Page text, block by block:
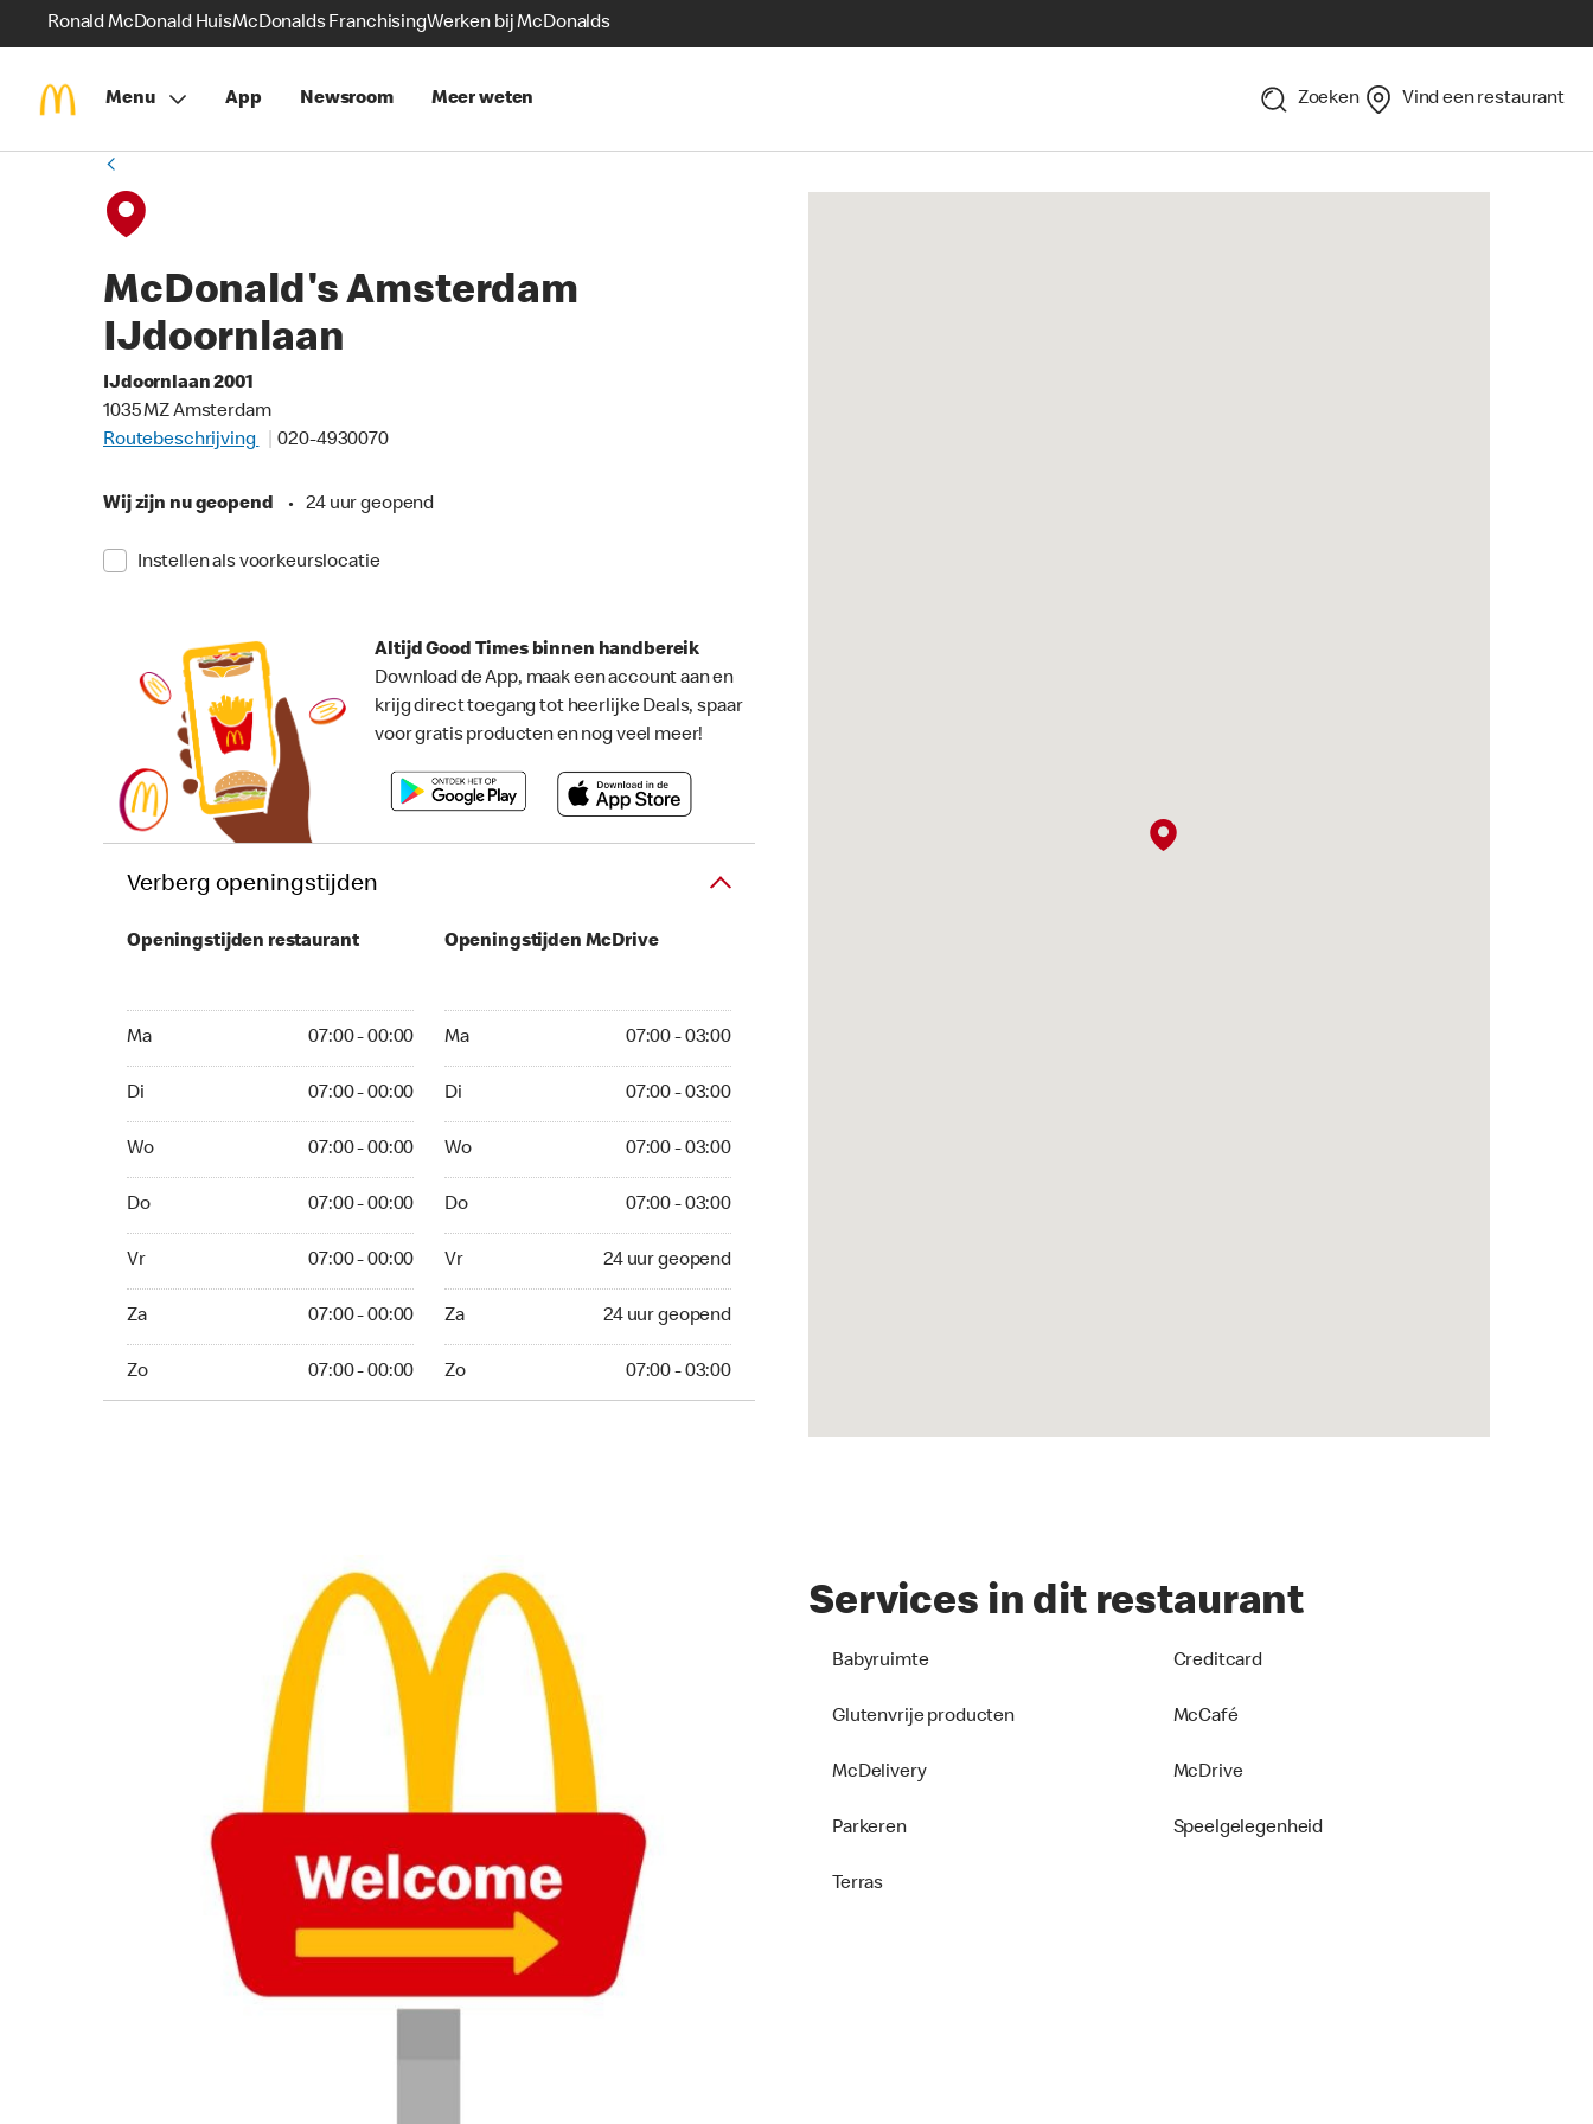
Ronald McDonald HuisMcDonalds FranchisingWerken bij McDonalds
Menu App Newsroom Meer weten Zoeken Vind een restaurant
McDonald's Amsterdam
IJdoornlaan
IJdoornlaan 2001
1035 MZ Amsterdam
Routebeschrijving
020-4930070
Wij zijn nu geopend • 24 uur geopend
Instellen als voorkeurslocatie
Altijd Good Times binnen handbereik
Download de App, maak een account aan en
krijg direct toegang tot heerlijke Deals, spaar
voor gratis producten en nog veel meer!
Verberg openingstijden
Openingstijden restaurant
Ma 07:00 - 00:00
Di 07:00 - 00:00
Wo 07:00 - 00:00
Do 07:00 - 00:00
Vr 07:00 - 00:00
Za 07:00 - 00:00
Zo 07:00 - 00:00
Openingstijden McDrive
Ma 07:00 - 03:00
Di 07:00 - 03:00
Wo 07:00 - 03:00
Do 07:00 - 03:00
Vr 24 uur geopend
Za 24 uur geopend
Zo 07:00 - 03:00
Services in dit restaurant
Babyruimte Creditcard
Glutenvrije producten McCafé
McDelivery McDrive
Parkeren Speelgelegenheid
Terras